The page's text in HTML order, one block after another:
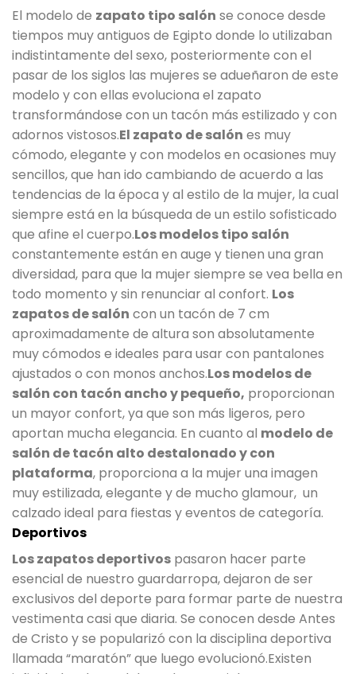
El modelo de zapato tipo salón se conoce desde
tiempos muy antiguos de Egipto donde lo utilizaban
indistintamente del sexo, posteriormente con el
pasar de los siglos las mujeres se adueñaron de este
modelo y con ellas evoluciona el zapato
transformándose con un tacón más estilizado y con
adornos vistosos.El zapato de salón es muy
cómodo, elegante y con modelos en ocasiones muy
sencillos, que han ido cambiando de acuerdo a las
tendencias de la época y al estilo de la mujer, la cual
siempre está en la búsqueda de un estilo sofisticado
que afine el cuerpo.Los modelos tipo salón
constantemente están en auge y tienen una gran
diversidad, para que la mujer siempre se vea bella en
todo momento y sin renunciar al confort. Los
zapatos de salón con un tacón de 7 cm
aproximadamente de altura son absolutamente
muy cómodos e ideales para usar con pantalones
ajustados o con monos anchos.Los modelos de
salón con tacón ancho y pequeño, proporcionan
un mayor confort, ya que son más ligeros, pero
aportan mucha elegancia. En cuanto al modelo de
salón de tacón alto destalonado y con
plataforma, proporciona a la mujer una imagen
muy estilizada, elegante y de mucho glamour, un
calzado ideal para fiestas y eventos de categoría.
Deportivos
Los zapatos deportivos pasaron hacer parte
esencial de nuestro guardarropa, dejaron de ser
exclusivos del deporte para formar parte de nuestra
vestimenta casi que diaria. Se conocen desde Antes
de Cristo y se popularizó con la disciplina deportiva
llamada “maratón” que luego evolucionó.Existen